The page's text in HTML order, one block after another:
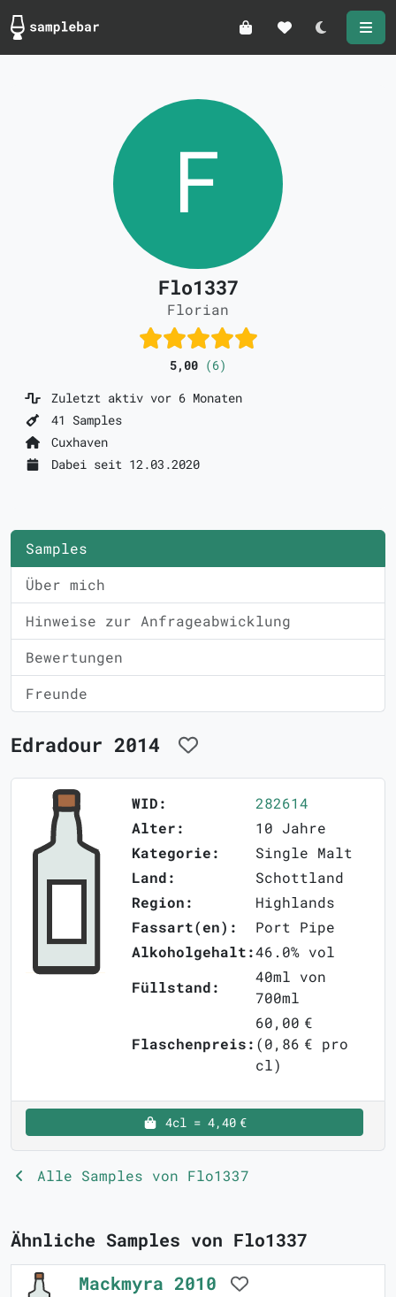
Darkmode
Flo1337
Florian
5,00 (6)
Zuletzt aktiv vor 6 Monaten
41 Samples
Cuxhaven
Dabei seit 12.03.2020
Samples
Über mich
Hinweise zur Anfrageabwicklung
Bewertungen
Freunde
Edradour 2014
WID:
282614
Alter:
10 Jahre
Kategorie:
Single Malt
Land:
Schottland
Region:
Highlands
Fassart(en):
Port Pipe
Alkoholgehalt:46.0% vol
Füllstand:
40ml von
700ml
Flaschenpreis:
60,00 €
(0,86 € pro
cl)
4cl = 4,40 €
Alle Samples von Flo1337
Ähnliche Samples von Flo1337
Mackmyra 2010